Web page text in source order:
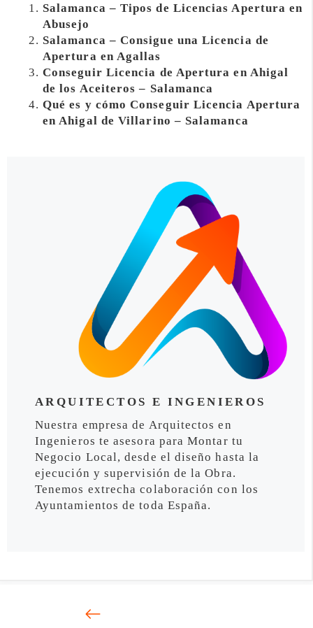
Salamanca – Tipos de Licencias Apertura en
Abusejo
Salamanca – Consigue una Licencia de
Apertura en Agallas
Conseguir Licencia de Apertura en Ahigal
de los Aceiteros – Salamanca
Qué es y cómo Conseguir Licencia Apertura
en Ahigal de Villarino – Salamanca
ARQUITECTOS E INGENIEROS
Nuestra empresa de Arquitectos en
Ingenieros te asesora para Montar tu
Negocio Local, desde el diseño hasta la
ejecución y supervisión de la Obra.
Tenemos extrecha colaboración con los
Ayuntamientos de toda España.